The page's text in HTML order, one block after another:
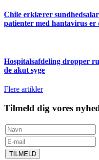
Chile erklærer
patienter med hantavirus er
Hospitalsafdeling dropper
de akut syge
Flere artikler
Tilmeld dig vores
TILMELD